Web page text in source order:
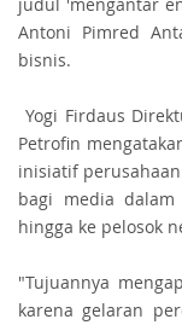
Antoni Pimred
bisnis.
Yogi Firdaus
Petrofin
inisiatif
bagi media dalam
hingga ke pelosok
"Tujuannya
karena gelaran